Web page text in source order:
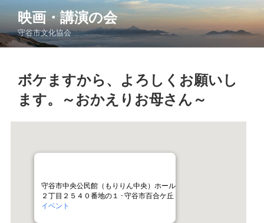
テ
ン
映画・講演の会
守谷市文化協会
ボケますから、よろしくお願いし
ます。～おかえりお母さん～
守谷市中央公民館（もりりん中央）ホール
２丁目２５４０番地の１ - 守谷市百合ケ丘
イベント